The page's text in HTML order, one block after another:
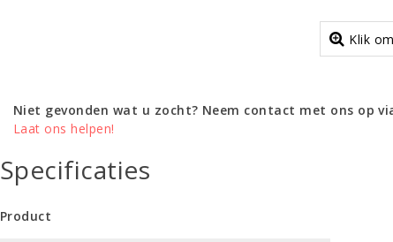
Klik
Niet gevonden wat u zocht? Neem contact met ons op
Laat ons helpen!
Specificaties
Product